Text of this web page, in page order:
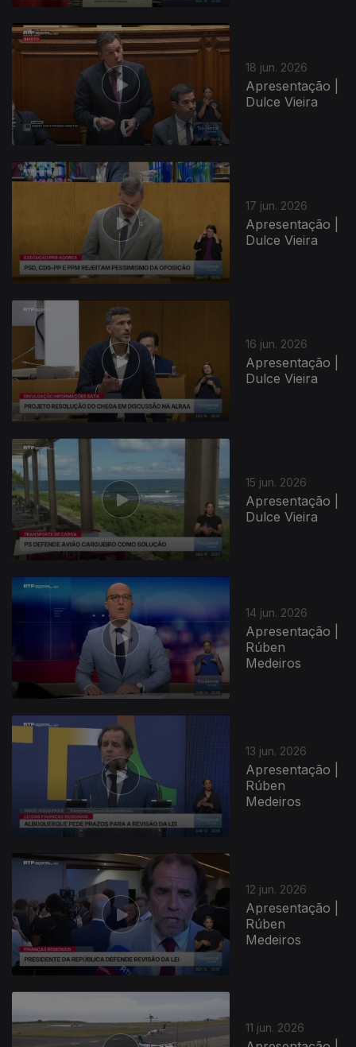
18 jun. 2026
Apresentação |
Dulce Vieira
17 jun. 2026
Apresentação |
Dulce Vieira
16 jun. 2026
Apresentação |
Dulce Vieira
15 jun. 2026
Apresentação |
Dulce Vieira
14 jun. 2026
Apresentação |
Rúben
Medeiros
13 jun. 2026
Apresentação |
Rúben
Medeiros
12 jun. 2026
Apresentação |
Rúben
Medeiros
11 jun. 2026